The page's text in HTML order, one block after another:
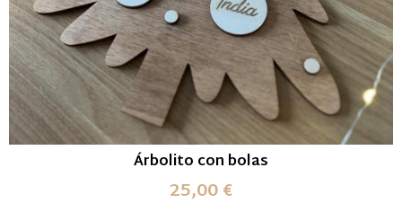
Árbolito con bolas
25,00 €